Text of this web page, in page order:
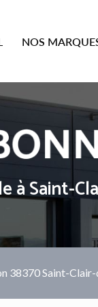
NOS
Offres Peugeot
Offres Renault
à Saint-
38370 Saint-Clair-